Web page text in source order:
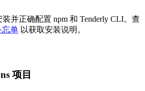
并正确配置 npm 和 Tenderly CLI。查
忘单 以获取安装说明。
项目